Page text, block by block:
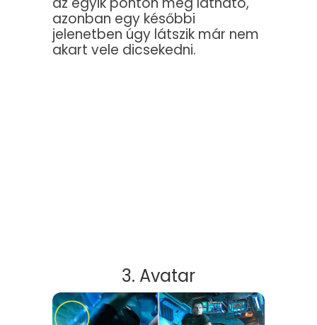
azonban egy későbbi
jelenetben úgy látszik már nem
akart vele dicsekedni.
3. Avatar